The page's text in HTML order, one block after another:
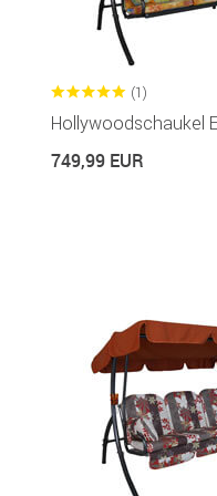
(1)
Hollywoodschaukel
749,99 EUR